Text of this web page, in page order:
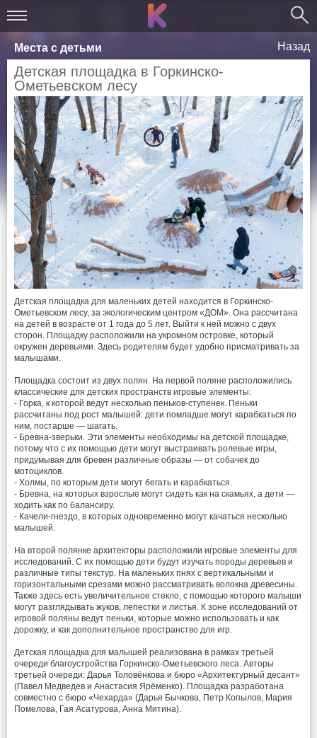
Места с детьми Назад
Детская площадка в Горкинско-
Ометьевском лесу
Детская площадка для маленьких детей находится в Горкинско-
Ометьевском лесу, за экологическим центром «ДОМ». Она рассчитана
на детей в возрасте от 1 года до 5 лет. Выйти к ней можно с двух
сторон. Площадку расположили на укромном островке, который
окружен деревьями. Здесь родителям будет удобно присматривать за
малышами.
Площадка состоит из двух полян. На первой поляне расположились
классические для детских пространств игровые элементы:
- Горка, к которой ведут несколько пеньков-ступенек. Пеньки
рассчитаны под рост малышей: дети помладше могут карабкаться по
ним, постарше — шагать.
- Бревна-зверьки. Эти элементы необходимы на детской площадке,
потому что с их помощью дети могут выстраивать ролевые игры,
придумывая для бревен различные образы — от собачек до
мотоциклов.
- Холмы, по которым дети могут бегать и карабкаться.
- Бревна, на которых взрослые могут сидеть как на скамьях, а дети —
ходить как по балансиру.
- Качели-гнездо, в которых одновременно могут качаться несколько
малышей.
На второй полянке архитекторы расположили игровые элементы для
исследований. С их помощью дети будут изучать породы деревьев и
различные типы текстур. На маленьких пнях с вертикальными и
горизонтальными срезами можно рассматривать волокна древесины.
Также здесь есть увеличительное стекло, с помощью которого малыши
могут разглядывать жуков, лепестки и листья. К зоне исследований от
игровой поляны ведут пеньки, которые можно использовать и как
дорожку, и как дополнительное пространство для игр.
Детская площадка для малышей реализована в рамках третьей
очереди благоустройства Горкинско-Ометьевского леса. Авторы
третьей очереди: Дарья Толовёнкова и бюро «Архитектурный десант»
(Павел Медведев и Анастасия Ярёменко). Площадка разработана
совместно с бюро «Чехарда» (Дарья Бычкова, Петр Копылов, Мария
Помелова, Гая Асатурова, Анна Митина).